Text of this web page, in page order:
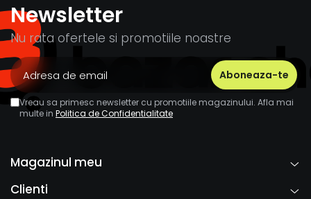
Newsletter
Nu rata ofertele si promotiile noastre
Vreau sa primesc newsletter cu promotiile magazinului. Afla mai
multe in Politica de Confidentialitate
Magazinul meu
Clienti